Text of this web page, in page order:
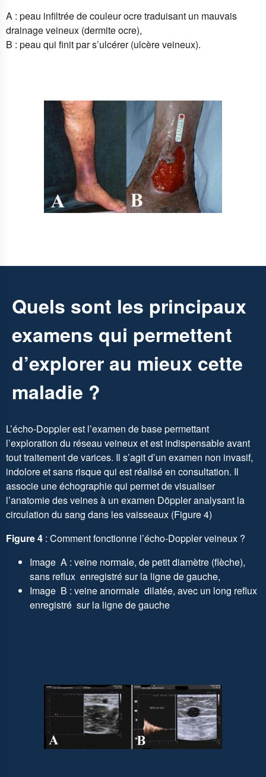
A : peau infiltrée de couleur ocre traduisant un mauvais
drainage veineux (dermite ocre),
B : peau qui finit par s’ulcérer (ulcère veineux).
Quels sont les principaux
examens qui permettent
d’explorer au mieux cette
maladie ?
L’écho-Doppler est l’examen de base permettant
l’exploration du réseau veineux et est indispensable avant
tout traitement de varices. Il s’agit d’un examen non invasif,
indolore et sans risque qui est réalisé en consultation. Il
associe une échographie qui permet de visualiser
l’anatomie des veines à un examen Döppler analysant la
circulation du sang dans les vaisseaux (Figure 4)
Figure 4 : Comment fonctionne l’écho-Doppler veineux ?
Image A : veine normale, de petit diamètre (flèche),
sans reflux enregistré sur la ligne de gauche,
Image B : veine anormale dilatée, avec un long reflux
enregistré sur la ligne de gauche